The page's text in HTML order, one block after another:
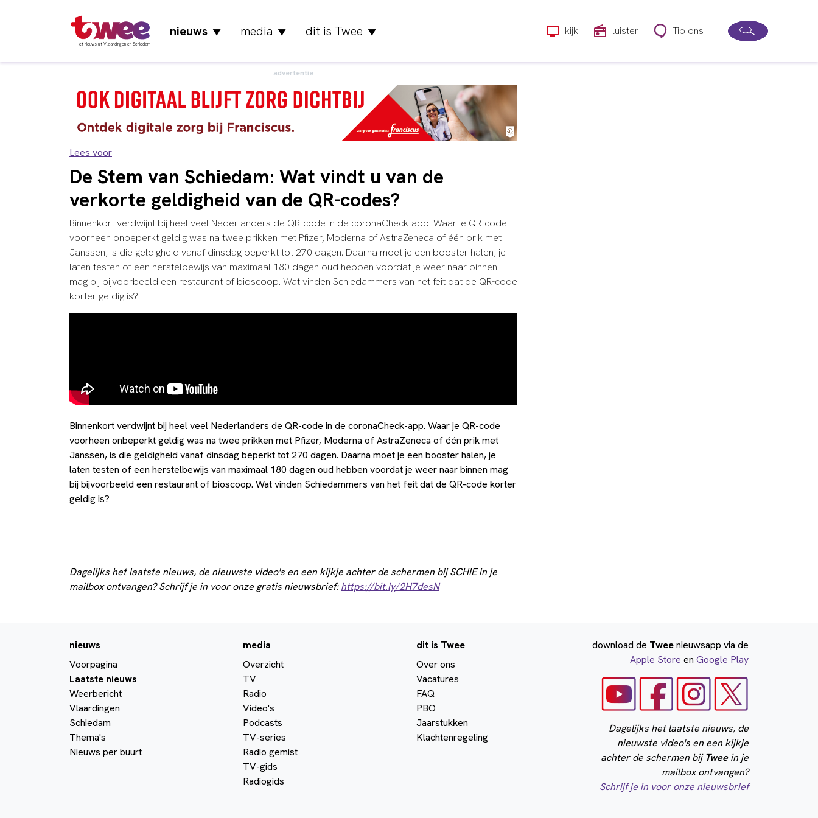
Het nieuws uit Vlaardingen en Schiedam
nieuws▼ media ▼ dit is Twee ▼ kijk luister Tip ons
advertentie
Lees voor
De Stem van Schiedam: Wat vindt u van de
verkorte geldigheid van de QR-codes?
Binnenkort verdwijnt bij heel veel Nederlanders de QR-code in de coronaCheck-app. Waar je QR-code
voorheen onbeperkt geldig was na twee prikken met Pfizer, Moderna of AstraZeneca of één prik met
Janssen, is die geldigheid vanaf dinsdag beperkt tot 270 dagen. Daarna moet je een booster halen, je
laten testen of een herstelbewijs van maximaal 180 dagen oud hebben voordat je weer naar binnen
mag bij bijvoorbeeld een restaurant of bioscoop. Wat vinden Schiedammers van het feit dat de QR-code
korter geldig is?
Binnenkort verdwijnt bij heel veel Nederlanders de QR-code in de coronaCheck-app. Waar je QR-code
voorheen onbeperkt geldig was na twee prikken met Pfizer, Moderna of AstraZeneca of één prik met
Janssen, is die geldigheid vanaf dinsdag beperkt tot 270 dagen. Daarna moet je een booster halen, je
laten testen of een herstelbewijs van maximaal 180 dagen oud hebben voordat je weer naar binnen mag
bij bijvoorbeeld een restaurant of bioscoop. Wat vinden Schiedammers van het feit dat de QR-code korter
geldig is?
Dagelijks het laatste nieuws, de nieuwste video's en een kijkje achter de schermen bij SCHIE in je
mailbox ontvangen? Schrijf je in voor onze gratis nieuwsbrief:https://bit.ly/2H7desN
nieuws
Voorpagina
Laatste nieuws
Weerbericht
Vlaardingen
Schiedam
Thema's
Nieuws per buurt
media
Overzicht
TV
Radio
Video's
Podcasts
TV-series
Radio gemist
TV-gids
Radiogids
dit is Twee
Over ons
Vacatures
FAQ
PBO
Jaarstukken
Klachtenregeling
download de Tweenieuwsapp via de
Apple Store en Google Play
Dagelijks het laatste nieuws, de
nieuwste video's en een kijkje
achter de schermen bijTweein je
mailbox ontvangen?
Schrijf je in voor onze nieuwsbrief